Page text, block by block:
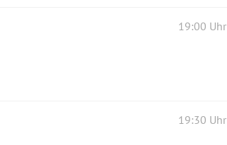
19:00 Uhr
19:30 Uhr